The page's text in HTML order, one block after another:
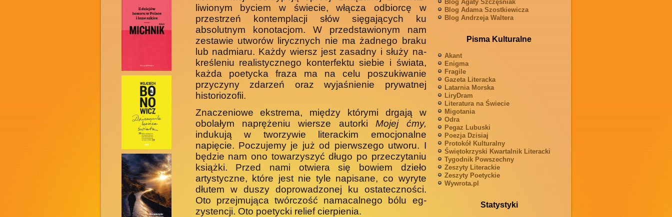
liwionym byciem w świecie, włącza odbiorcę w
przestrzeń kontemplacji słów sięgających ku
absolutnym konotacjom. W przedstawionym nam
zestawie utworów lirycznych nie ma ża­dnego braku
lub nadmiaru. Każdy wiersz jest zasadny i służy na­
kreśleniu realistycznego konterfektu siebie i świata,
każda poetycka fraza ma na celu poszukiwanie
przyczyny zdarzeń oraz wyjaśnienie prywatnej
historiozofii.
Znaczeniowe ekstrema, między którymi drgają w
obolałym naprężeniu wiersze autorkiMojej ćmy,
indukują w tworzywie lite­rackim emocjonalne
napięcie. Poczujemy je już od pierwszego utworu. I
będzie nam ono towarzyszyć długo po przeczytaniu
książki. Przed nami otwiera się bowiem dzieło
artystyczne, które jest nie tyle napisane, co wyryte
dłutem w duszy doprowadzonej ku ostateczności.
Oto przejmująca twórczość namacalnego bólu eg­
zystencji. Oto poetycki relief cierpienia.
Blog Agaty Szczęśniak
Blog Adama Szostkiewicza
Blog Andrzeja Waltera
Pisma Kulturalne
Akant
Enigma
Fragile
Gazeta Literacka
Latarnia Morska
LiryDram
Literatura na Świecie
Migotania
Odra
Pegaz Lubuski
Poezja Dzisiaj
Protokół Kulturalny
Świętokrzyski Kwartalnik Literacki
Tygodnik Powszechny
Zeszyty Literackie
Zeszyty Poetyckie
Wywrota.pl
Statystyki